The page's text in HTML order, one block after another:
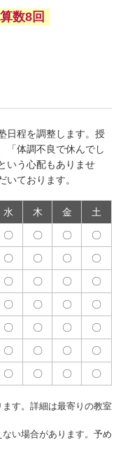
数8回
日程を調整します。授
「体調不良で休んでし
いう心配もありませ
ております。
水 木 金 土
〇 〇 〇 〇
〇 〇 〇 〇
〇 〇 〇 〇
〇 〇 〇 〇
〇 〇 〇 〇
〇 〇 〇 〇
〇 〇 〇 〇
す。詳細は最寄りの教室
い場合があります。予め